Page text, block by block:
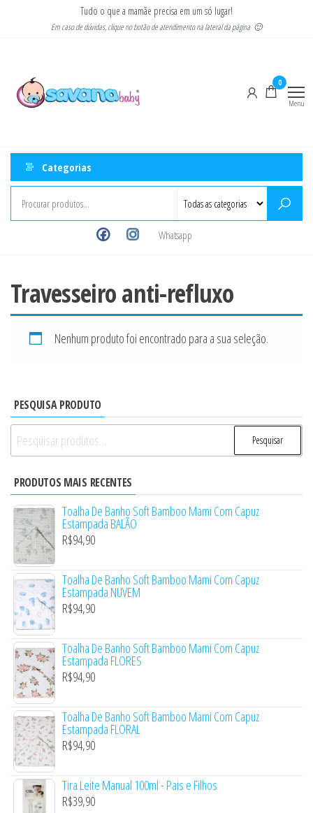
Tudo o que a mamãe precisa em um só lugar!
Em caso de dúvidas, clique no botão de atendimento na lateral da página 🙂
0
Menu
Categorias
Whatsapp
Travesseiro anti-refluxo
Nenhum produto foi encontrado para a sua seleção.
PESQUISA PRODUTO
Pesquisar
por:
Pesquisar
PRODUTOS MAIS RECENTES
Toalha De Banho Soft Bamboo Mami Com Capuz
Estampada BALÃO
R$94,90
Toalha De Banho Soft Bamboo Mami Com Capuz
Estampada NUVEM
R$94,90
Toalha De Banho Soft Bamboo Mami Com Capuz
Estampada FLORES
R$94,90
Toalha De Banho Soft Bamboo Mami Com Capuz
Estampada FLORAL
R$94,90
Tira Leite Manual 100ml - Pais e Filhos
R$39,90